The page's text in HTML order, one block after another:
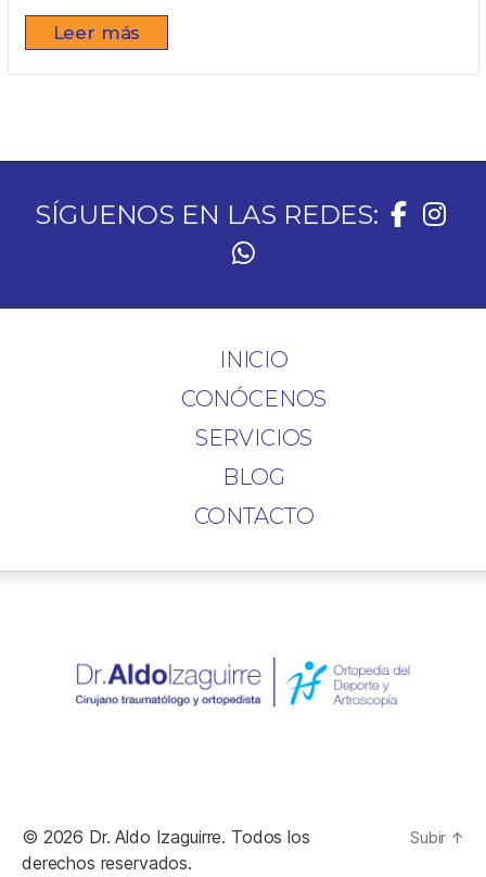
Leer más
SÍGUENOS EN LAS REDES:
INICIO
CONÓCENOS
SERVICIOS
BLOG
CONTACTO
© 2026 Dr. Aldo Izaguirre. Todos los
derechos reservados.
Subir ↑